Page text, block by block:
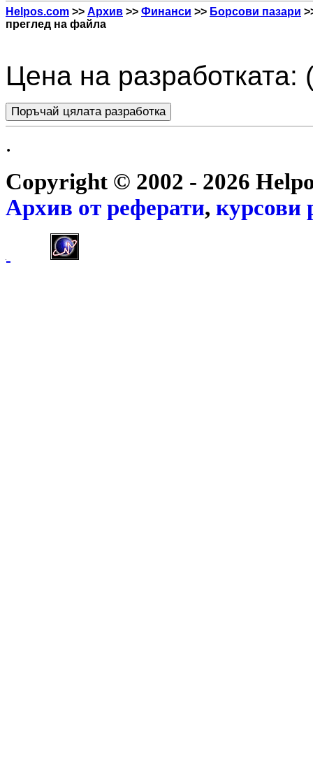
Helpos.com >> Архив >> Финанси >> Борсови пазари
преглед на файла
Цена на разработката:
.
Copyright © 2002 - 2026
Архив от реферати, курсови